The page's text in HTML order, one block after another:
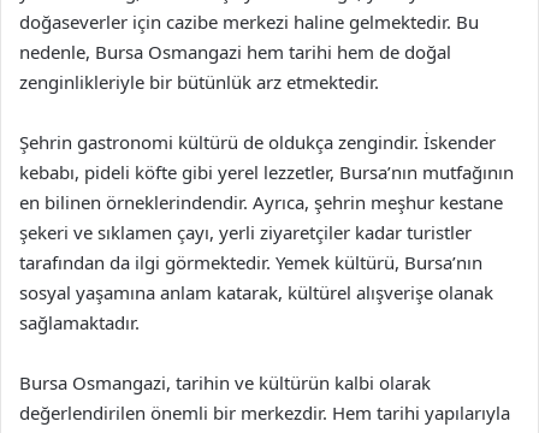
doğaseverler için cazibe merkezi haline gelmektedir. Bu
nedenle, Bursa Osmangazi hem tarihi hem de doğal
zenginlikleriyle bir bütünlük arz etmektedir.
Şehrin gastronomi kültürü de oldukça zengindir. İskender
kebabı, pideli köfte gibi yerel lezzetler, Bursa’nın mutfağının
en bilinen örneklerindendir. Ayrıca, şehrin meşhur kestane
şekeri ve sıklamen çayı, yerli ziyaretçiler kadar turistler
tarafından da ilgi görmektedir. Yemek kültürü, Bursa’nın
sosyal yaşamına anlam katarak, kültürel alışverişe olanak
sağlamaktadır.
Bursa Osmangazi, tarihin ve kültürün kalbi olarak
değerlendirilen önemli bir merkezdir. Hem tarihi yapılarıyla